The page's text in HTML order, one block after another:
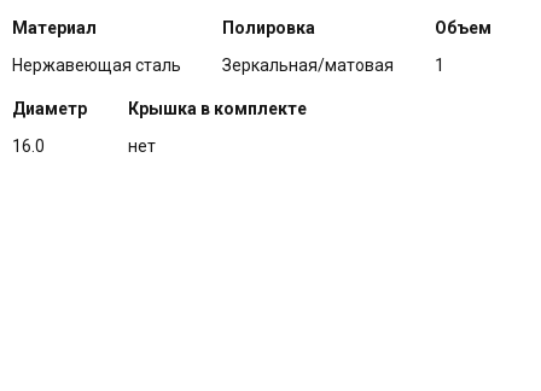
Материал
Нержавеющая сталь
Полировка
Зеркальная/матовая
Объем
1
Диаметр
16.0
Крышка в комплекте
нет